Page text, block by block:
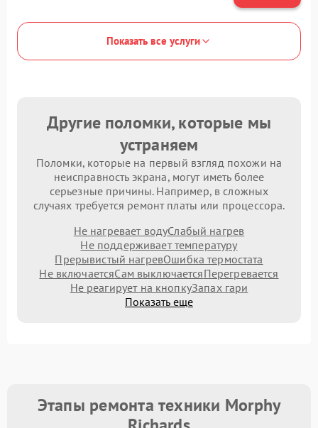
Показать все услуги
Другие поломки, которые мы
устраняем
Поломки, которые на первый взгляд похожи на
неисправность экрана, могут иметь более
серьезные причины. Например, в сложных
случаях требуется ремонт платы или процессора.
Не нагревает водуСлабый нагрев
Не поддерживает температуру
Прерывистый нагревОшибка термостата
Не включаетсяСам выключаетсяПерегревается
Не реагирует на кнопкуЗапах гари
Показать еще
Этапы ремонта техники Morphy